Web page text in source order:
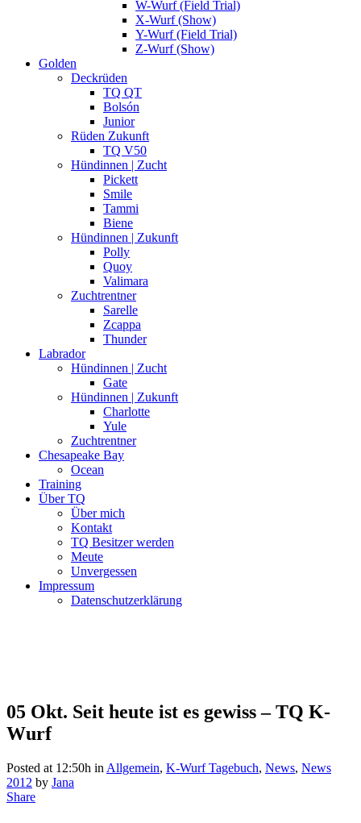
W-Wurf (Field Trial)
X-Wurf (Show)
Y-Wurf (Field Trial)
Z-Wurf (Show)
Golden
Deckrüden
TQ QT
Bolsón
Junior
Rüden Zukunft
TQ V50
Hündinnen | Zucht
Pickett
Smile
Tammi
Biene
Hündinnen | Zukunft
Polly
Quoy
Valimara
Zuchtrentner
Sarelle
Zcappa
Thunder
Labrador
Hündinnen | Zucht
Gate
Hündinnen | Zukunft
Charlotte
Yule
Zuchtrentner
Chesapeake Bay
Ocean
Training
Über TQ
Über mich
Kontakt
TQ Besitzer werden
Meute
Unvergessen
Impressum
Datenschutzerklärung
05 Okt. Seit heute ist es gewiss – TQ K-
Wurf
Posted at 12:50h in Allgemein, K-Wurf Tagebuch, News, News
2012 by Jana
Share